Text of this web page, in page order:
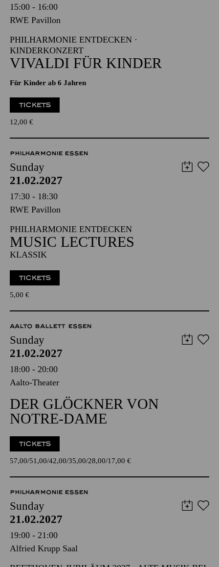
15:00 - 16:00
RWE Pavillon
PHILHARMONIE ENTDECKEN ·
KINDERKONZERT
VIVALDI FÜR KINDER
Für Kinder ab 6 Jahren
TICKETS
12,00 €
PHILHARMONIE ESSEN
Sunday
21.02.2027
17:30 - 18:30
RWE Pavillon
PHILHARMONIE ENTDECKEN
MUSIC LECTURES
KLASSIK
TICKETS
5,00 €
AALTO BALLETT ESSEN
Sunday
21.02.2027
18:00 - 20:00
Aalto-Theater
DER GLÖCKNER VON
NOTRE-DAME
TICKETS
57,00 51,00 42,00 35,00 28,00 17,00 €
PHILHARMONIE ESSEN
Sunday
21.02.2027
19:00 - 21:00
Alfried Krupp Saal